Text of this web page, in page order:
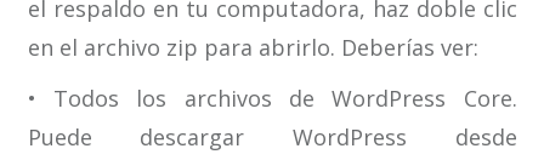
el respaldo en tu computadora, haz doble clic
en el archivo zip para abrirlo. Deberías ver:
• Todos los archivos de WordPress Core.
Puede descargar WordPress desde